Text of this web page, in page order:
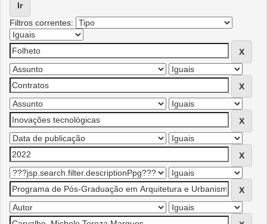
Filtros correntes: